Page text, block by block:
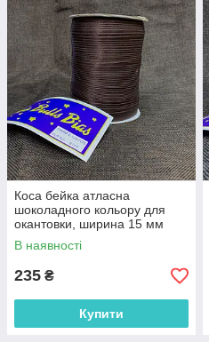
Коса бейка атласна
шоколадного кольору для
окантовки, ширина 15 мм
моток 100 м (FU-8143)
В наявності
235 ₴
Купити